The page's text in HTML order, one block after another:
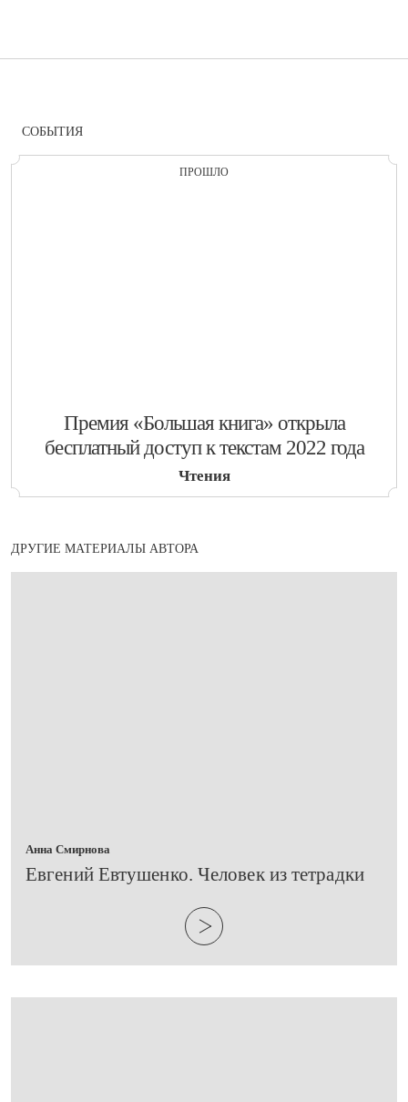
СОБЫТИЯ
ПРОШЛО
​Премия «Большая книга» открыла
бесплатный доступ к текстам 2022 года
Чтения
ДРУГИЕ МАТЕРИАЛЫ АВТОРА
Анна Смирнова
Евгений Евтушенко. Человек из тетрадки